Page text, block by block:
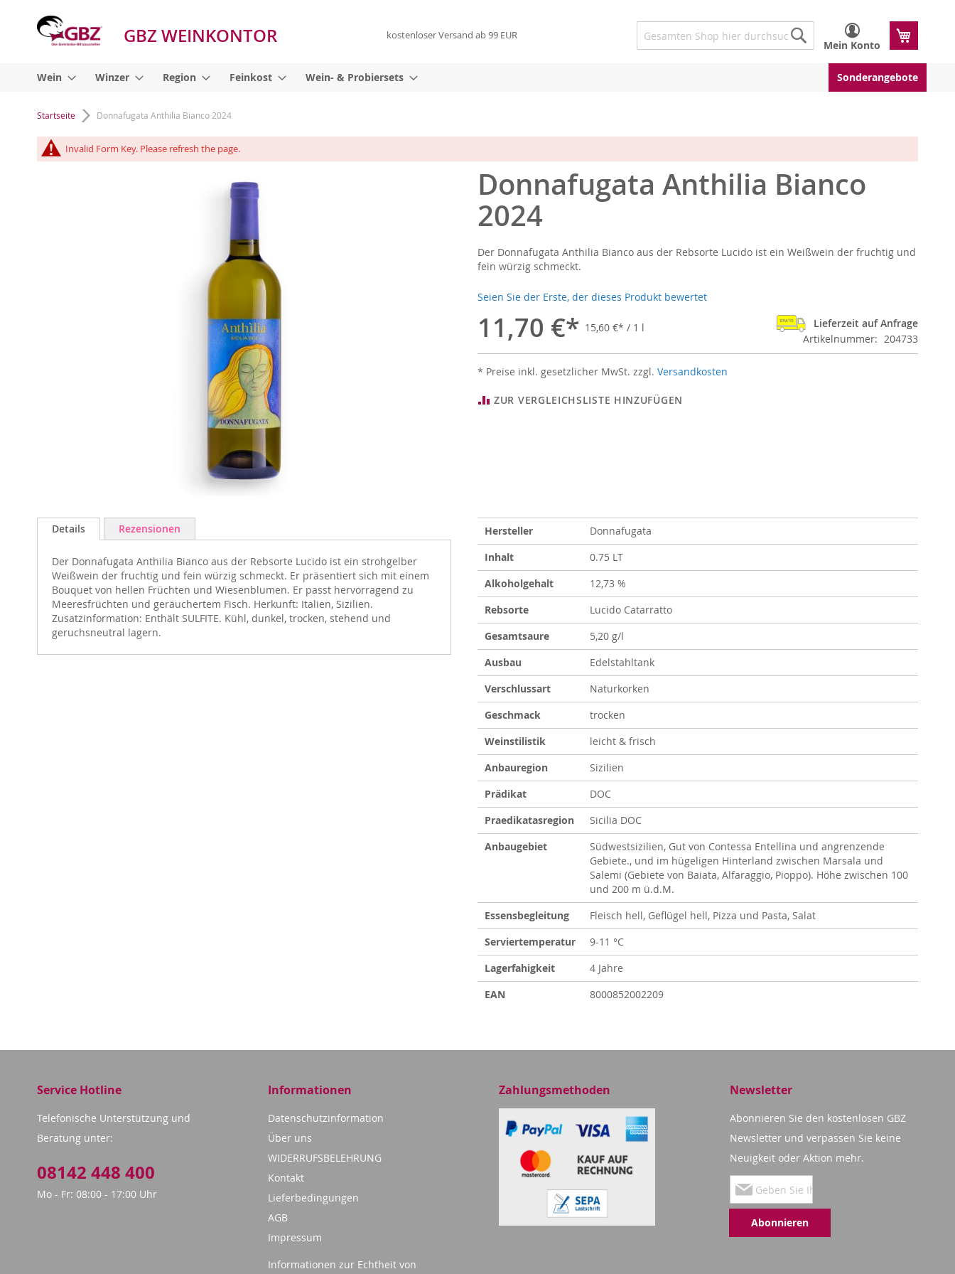
GBZ WEINKONTOR kostenloser Versand ab 99 EUR
Mein Konto
Suche
Wein
Winzer Region Feinkost Wein- & Probiersets Sonderangebote
Startseite Donnafugata Anthilia Bianco 2024
Invalid Form Key. Please refresh the page.
Donnafugata Anthilia Bianco
2024
Der Donnafugata Anthilia Bianco aus der Rebsorte Lucido ist ein Weißwein der fruchtig und
fein würzig schmeckt.
Seien Sie der Erste, der dieses Produkt bewertet
11,70 € 15,60 € / 1 l
Lieferzeit auf Anfrage
Artikelnummer
204733
* Preise inkl. gesetzlicher MwSt. zzgl. Versandkosten
ZUR VERGLEICHSLISTE HINZUFÜGEN
Anfang
springen
Details
Der Donnafugata Anthilia Bianco aus der Rebsorte Lucido ist ein strohgelber
Weißwein der fruchtig und fein würzig schmeckt. Er präsentiert sich mit einem
Bouquet von hellen Früchten und Wiesenblumen. Er passt hervorragend zu
Meeresfrüchten und geräuchertem Fisch. Herkunft: Italien, Sizilien.
Zusatzinformation: Enthält SULFITE. Kühl, dunkel, trocken, stehend und
geruchsneutral lagern.
Rezensionen
Informationen
Hersteller
Donnafugata
Inhalt
0.75 LT
Alkoholgehalt
12,73 %
Rebsorte
Lucido Catarratto
Gesamtsaure
5,20 g/l
Ausbau
Edelstahltank
Verschlussart
Naturkorken
Geschmack
trocken
Weinstilistik
leicht & frisch
Anbauregion
Sizilien
Prädikat
DOC
Praedikatasregion
Sicilia DOC
Anbaugebiet
Südwestsizilien, Gut von Contessa Entellina und angrenzende
Gebiete., und im hügeligen Hinterland zwischen Marsala und
Salemi (Gebiete von Baiata, Alfaraggio, Pioppo). Höhe zwischen 100
und 200 m ü.d.M.
Essensbegleitung
Fleisch hell, Geflügel hell, Pizza und Pasta, Salat
Serviertemperatur
9-11 °C
Lagerfahigkeit
4 Jahre
EAN
8000852002209
Service Hotline
Telefonische Unterstützung und
Beratung unter:
08142 448 400
Mo - Fr: 08:00 - 17:00 Uhr
Informationen
Datenschutzinformation
Über uns
WIDERRUFSBELEHRUNG
Kontakt
Lieferbedingungen
AGB
Impressum
Informationen zur Echtheit von
Zahlungsmethoden Newsletter
Abonnieren Sie den kostenlosen GBZ
Newsletter und verpassen Sie keine
Neuigkeit oder Aktion mehr.
Melden
Sie
Abonnieren